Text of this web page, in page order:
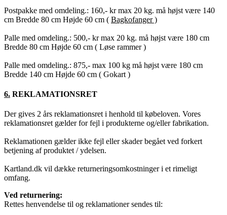
Postpakke med omdeling.: 160,- kr max 20 kg. må højst være 140
cm Bredde 80 cm Højde 60 cm ( Bagkofanger )
Palle med omdeling.: 500,- kr max 20 kg. må højst være 180 cm
Bredde 80 cm Højde 60 cm ( Løse rammer )
Palle med omdeling.: 875,- max 100 kg må højst være 180 cm
Bredde 140 cm Højde 60 cm ( Gokart )
6. REKLAMATIONSRET
Der gives 2 års reklamationsret i henhold til købeloven. Vores
reklamationsret gælder for fejl i produkterne og/eller fabrikation.
Reklamationen gælder ikke fejl eller skader begået ved forkert
betjening af produktet / ydelsen.
Kartland.dk vil dække returneringsomkostninger i et rimeligt
omfang.
Ved returnering:
Rettes henvendelse til og reklamationer sendes til: